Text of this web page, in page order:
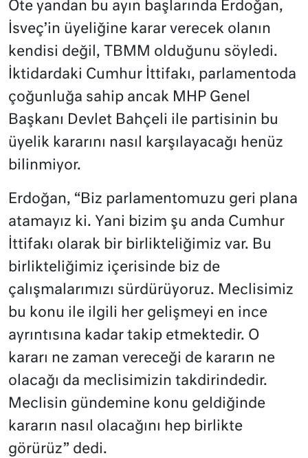
Öte yandan bu ayın başlarında Erdoğan,
İsveç’in üyeliğine karar verecek olanın
kendisi değil, TBMM olduğunu söyledi.
İktidardaki Cumhur İttifakı, parlamentoda
çoğunluğa sahip ancak MHP Genel
Başkanı Devlet Bahçeli ile partisinin bu
üyelik kararını nasıl karşılayacağı henüz
bilinmiyor.
Erdoğan, “Biz parlamentomuzu geri plana
atamayız ki. Yani bizim şu anda Cumhur
İttifakı olarak bir birlikteliğimiz var. Bu
birlikteliğimiz içerisinde biz de
çalışmalarımızı sürdürüyoruz. Meclisimiz
bu konu ile ilgili her gelişmeyi en ince
ayrıntısına kadar takip etmektedir. O
kararı ne zaman vereceği de kararın ne
olacağı da meclisimizin takdirindedir.
Meclisin gündemine konu geldiğinde
kararın nasıl olacağını hep birlikte
görürüz” dedi.